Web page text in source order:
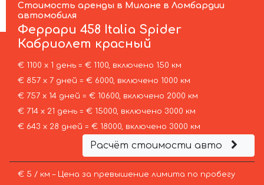
Стоимость аренды в Милане в Ломбардии
автомобиля
Феррари 458 Italia Spider
Кабриолет красный
€ 1100 х 1 день = € 1100, включено 150 км
€ 857 х 7 дней = € 6000, включено 1000 км
€ 757 х 14 дней = € 10600, включено 2000 км
€ 714 х 21 день = € 15000, включено 3000 км
€ 643 х 28 дней = € 18000, включено 3000 км
Расчёт стоимости авто
€ 5 / км – Цена за превышение лимита по пробегу